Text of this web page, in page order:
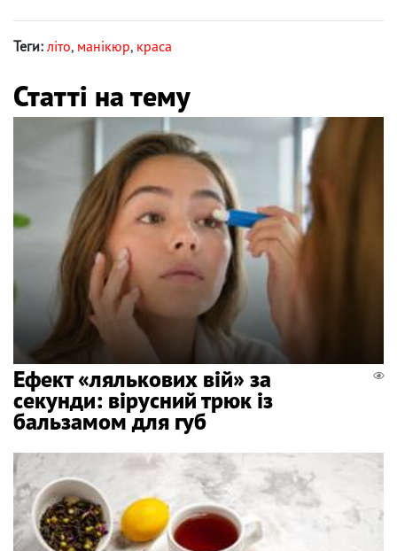
Теги: літо, манікюр, краса
Статті на тему
Ефект «лялькових вій» за
секунди: вірусний трюк із
бальзамом для губ